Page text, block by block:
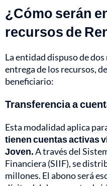
¿Cómo serán
recursos de
La entidad dispuso de
entrega de los recursos,
beneficiario:
Transferencia a
Esta modalidad aplica
tienen cuentas activas
Joven.A través del
Financiera (SIIF), se
millones. El abono será